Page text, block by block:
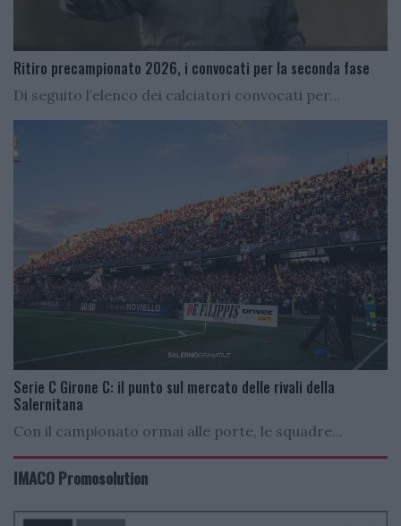
Ritiro precampionato 2026, i convocati per la seconda fase
Di seguito l’elenco dei calciatori convocati per...
Serie C Girone C: il punto sul mercato delle rivali della
Salernitana
Con il campionato ormai alle porte, le squadre...
IMACO Promosolution